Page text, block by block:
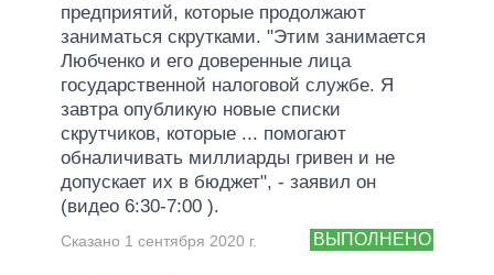
предприятий, которые продолжают
заниматься скрутками. "Этим занимается
Любченко и его доверенные лица
государственной налоговой службе. Я
завтра опубликую новые списки
скрутчиков, которые ... помогают
обналичивать миллиарды гривен и не
допускает их в бюджет", - заявил он
(видео 6:30-7:00 ).
ВЫПОЛНЕНО
Сказано 1 сентября 2020 г.